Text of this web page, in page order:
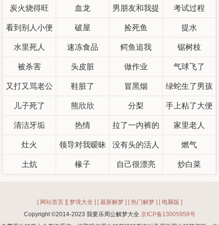
炭火烧得旺 血龙 男朋友和我提
分手
考试过程
看到别人小便 破屋 捡死鱼 提水
水里死人 速冻食品 鳄鱼追我 锯树枝
被杀害 头皮脏 做作业 气球飞了
又打又骂老公 鞋脏了 冒黑烟 绿蛇生了男孩
儿子死了 熊欣欣 分梨 手上粘了大便
清洁牙垢 热情 拉了一内裤的
屎
家里老人
灶火 领导对我暧昧 没有头的活人 燃气
土炕 椽子 自己很漂亮 炒白菜
[ 网站首页 ] [ 梦境大全 ] [ 最新解梦 ] [ 热门解梦 ] [ 电脑版 ]
Copyright ©2014-2023 我要乐周公解梦大全 京ICP备13005958号